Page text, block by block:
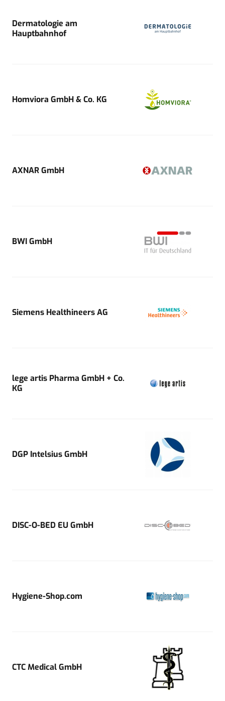
Dermatologie am
Hauptbahnhof
Homviora GmbH & Co. KG
AXNAR GmbH
BWI GmbH
Siemens Healthineers AG
lege artis Pharma GmbH + Co.
KG
DGP Intelsius GmbH
DISC-O-BED EU GmbH
Hygiene-Shop.com
CTC Medical GmbH